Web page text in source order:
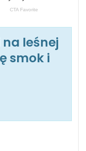
leśnej
smok i